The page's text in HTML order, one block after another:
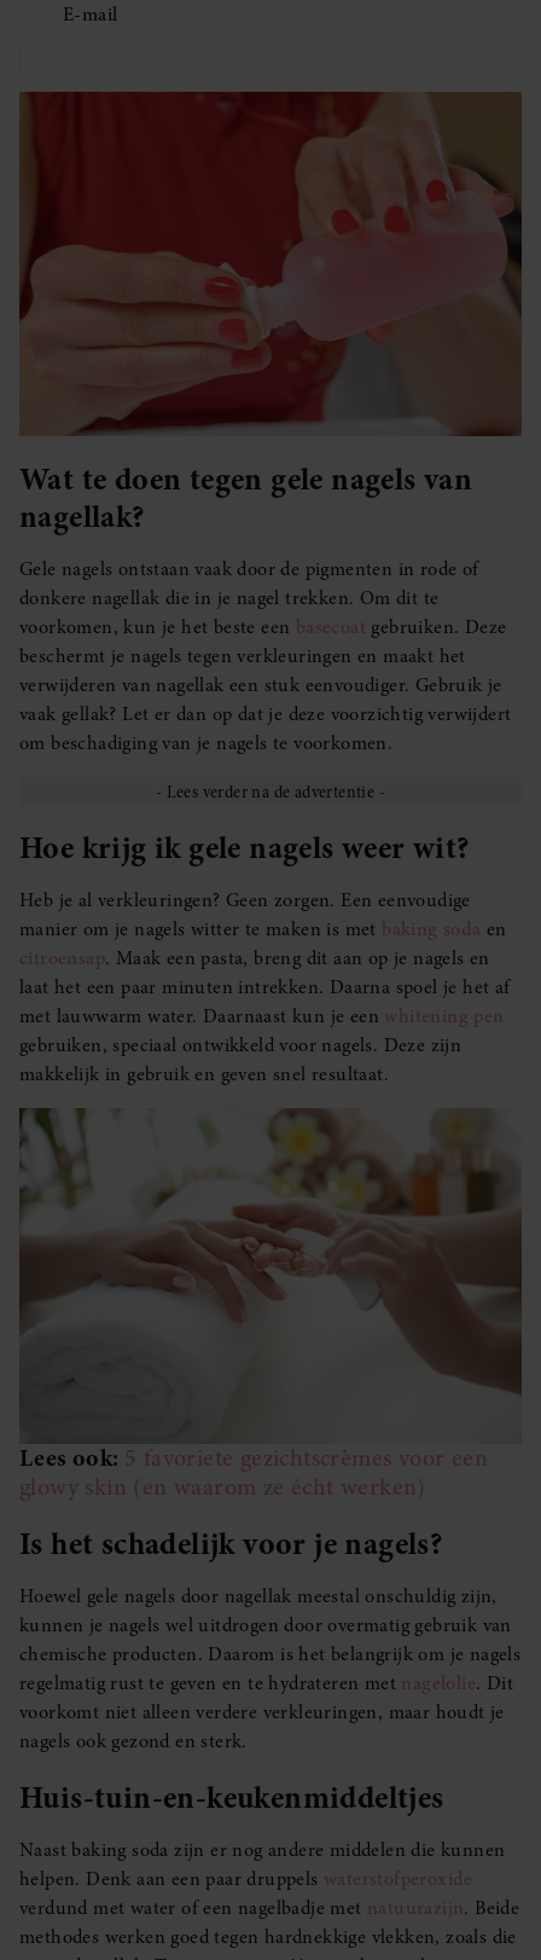
E-mail
Wat te doen tegen gele nagels van
nagellak?
Gele nagels ontstaan vaak door de pigmenten in rode of
donkere nagellak die in je nagel trekken. Om dit te
voorkomen, kun je het beste een basecoat gebruiken. Deze
beschermt je nagels tegen verkleuringen en maakt het
verwijderen van nagellak een stuk eenvoudiger. Gebruik je
vaak gellak? Let er dan op dat je deze voorzichtig verwijdert
om beschadiging van je nagels te voorkomen.
Hoe krijg ik gele nagels weer wit?
Heb je al verkleuringen? Geen zorgen. Een eenvoudige
manier om je nagels witter te maken is met baking soda en
citroensap. Maak een pasta, breng dit aan op je nagels en
laat het een paar minuten intrekken. Daarna spoel je het af
met lauwwarm water. Daarnaast kun je een whitening pen
gebruiken, speciaal ontwikkeld voor nagels. Deze zijn
makkelijk in gebruik en geven snel resultaat.
Lees ook: 5 favoriete gezichtscrèmes voor een
glowy skin (en waarom ze écht werken)
Is het schadelijk voor je nagels?
Hoewel gele nagels door nagellak meestal onschuldig zijn,
kunnen je nagels wel uitdrogen door overmatig gebruik van
chemische producten. Daarom is het belangrijk om je nagels
regelmatig rust te geven en te hydrateren met nagelolie. Dit
voorkomt niet alleen verdere verkleuringen, maar houdt je
nagels ook gezond en sterk.
Huis-tuin-en-keukenmiddeltjes
Naast baking soda zijn er nog andere middelen die kunnen
helpen. Denk aan een paar druppels waterstofperoxide
verdund met water of een nagelbadje met natuurazijn. Beide
methodes werken goed tegen hardnekkige vlekken, zoals die